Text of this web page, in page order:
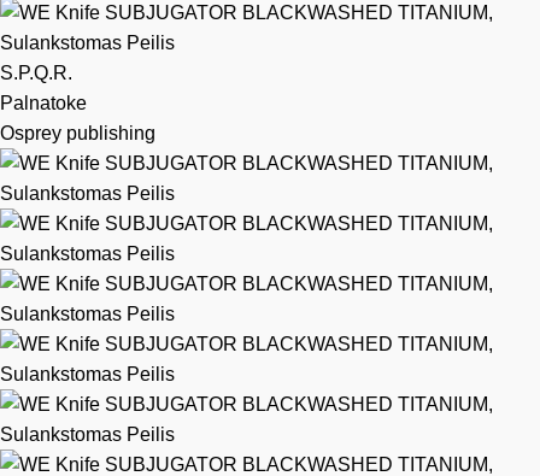
S.P.Q.R.
Palnatoke
Osprey publishing